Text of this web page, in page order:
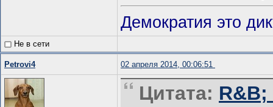
Демократия это
Не в сети
Petrovi4 02 апреля 2014, 00:06:51
Цитата: R&B;